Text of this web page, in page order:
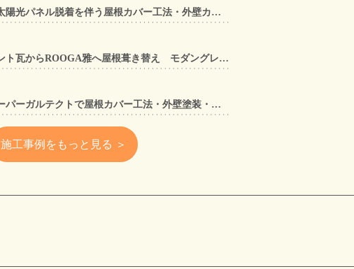
【奈良県大和郡山市】太陽光パネル脱着を伴う屋根カバー工法・外壁カバー工法・外壁塗装工事｜スーパーガルテクト施工事例
【兵庫県宝塚市】セメント瓦からROOGA雅へ屋根葺き替え モダングレーで軽量化・外壁塗装も同時施工
【大阪府寝屋川市】スーパーガルテクトで屋根カバー工法・外壁塗装・雨樋工事｜住まいをトータルリフォームした施工事例
施工事例をもっと見る ＞